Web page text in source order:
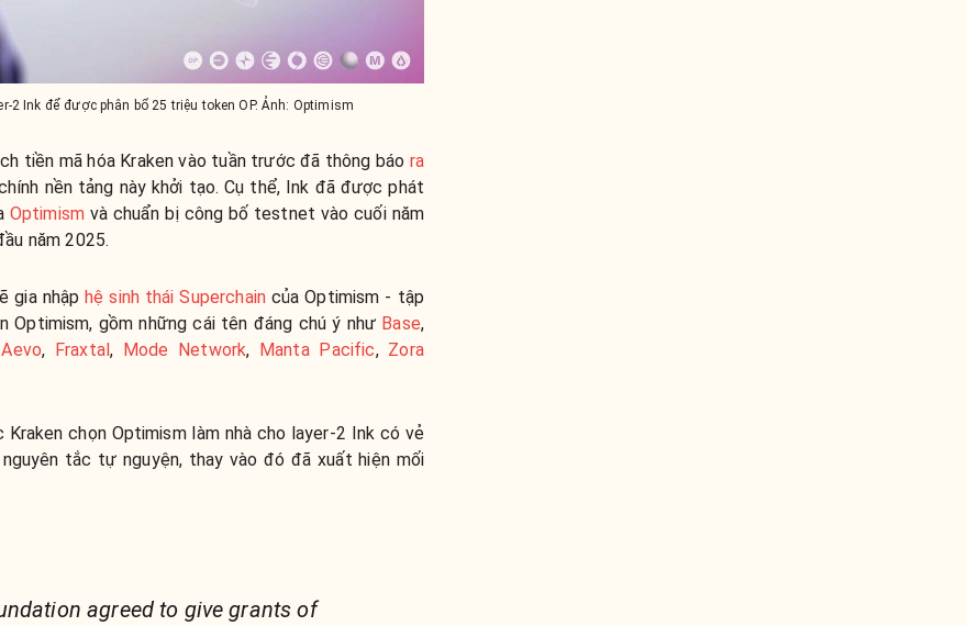
2 Ink để được phân bổ 25 triệu token OP. Ảnh: Optimism
tiền mã hóa Kraken vào tuần trước đã thông báo ra
nền tảng này khởi tạo. Cụ thể, Ink đã được phát
Optimismvà chuẩn bị công bố testnet vào cuối năm
năm 2025.
gia nhậphệ sinh thái Superchain của Optimism - tập
gồm những cái tên đáng chú ý như Base,
Aevo, Fraxtal, Mode Network, Manta Pacific, Zora
Kraken chọn Optimism làm nhà cho layer-2 Ink có vẻ
tắc tự nguyện, thay vào đó đã xuất hiện mối
agreed to give grants of